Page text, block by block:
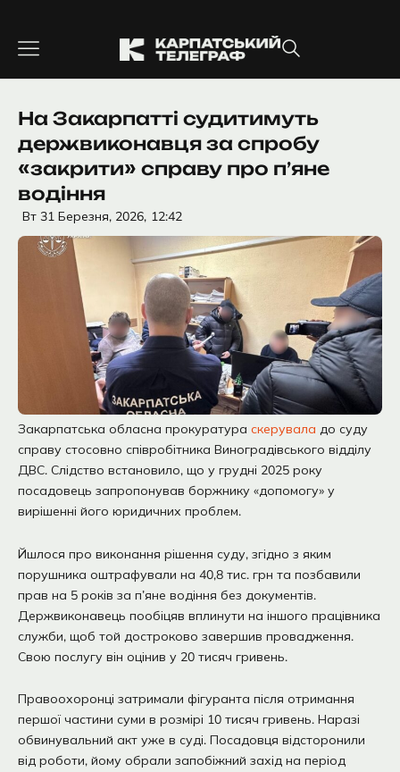
вмісту
На Закарпатті судитимуть
держвиконавця за спробу
«закрити» справу про п’яне
водіння
Вт 31 Березня, 2026, 12:42
Закарпатська обласна прокуратура скерувала до суду
справу стосовно співробітника Виноградівського відділу
ДВС. Слідство встановило, що у грудні 2025 року
посадовець запропонував боржнику «допомогу» у
вирішенні його юридичних проблем.
Йшлося про виконання рішення суду, згідно з яким
порушника оштрафували на 40,8 тис. грн та позбавили
прав на 5 років за п’яне водіння без документів.
Держвиконавець пообіцяв вплинути на іншого працівника
служби, щоб той достроково завершив провадження.
Свою послугу він оцінив у 20 тисяч гривень.
Правоохоронці затримали фігуранта після отримання
першої частини суми в розмірі 10 тисяч гривень. Наразі
обвинувальний акт уже в суді. Посадовця відсторонили
від роботи, йому обрали запобіжний захід на період